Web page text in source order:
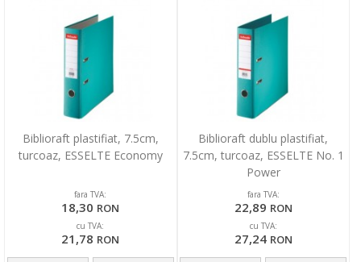
Biblioraft plastifiat, 7.5cm,
turcoaz, ESSELTE Economy
fara TVA:
18,30 RON
cu TVA:
21,78 RON
Biblioraft dublu plastifiat,
7.5cm, turcoaz, ESSELTE No. 1
Power
fara TVA:
22,89 RON
cu TVA:
27,24 RON